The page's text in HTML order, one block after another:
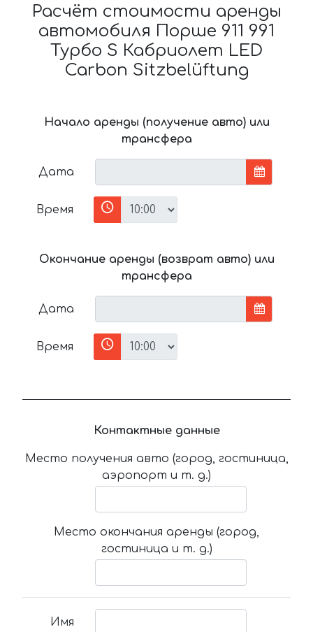
Расчёт стоимости аренды
автомобиля Порше 911 991
Турбо S Кабриолет LED
Carbon Sitzbelüftung
Начало аренды (получение авто) или
трансфера
Дата
Время
Окончание аренды (возврат авто) или
трансфера
Дата
Время
Контактные данные
Место получения авто (город, гостиница,
аэропорт и т. д.)
Место окончания аренды (город,
гостиница и т. д.)
Имя